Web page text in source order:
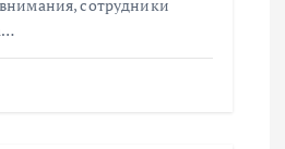
сотрудники